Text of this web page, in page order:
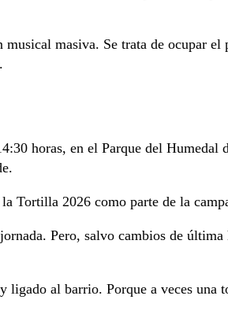
masiva. Se trata de ocupar
horas, en el Parque del
Tortilla 2026 como parte de la
Pero, salvo cambios de
al barrio. Porque a veces una